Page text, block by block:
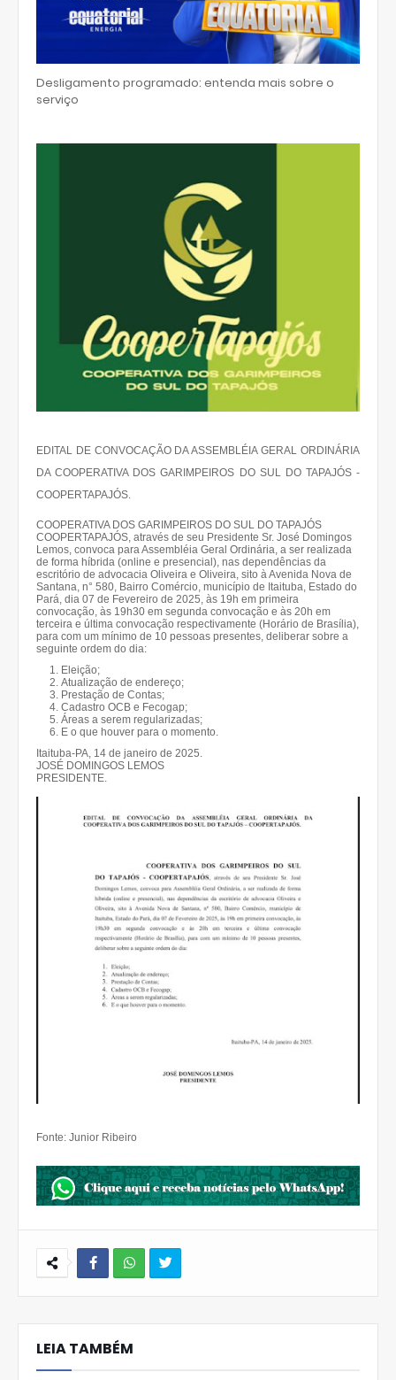
Desligamento programado: entenda mais sobre o
serviço
EDITAL DE CONVOCAÇÃO DA ASSEMBLÉIA GERAL ORDINÁRIA
DA COOPERATIVA DOS GARIMPEIROS DO SUL DO TAPAJÓS -
COOPERTAPAJÓS.
COOPERATIVA DOS GARIMPEIROS DO SUL DO TAPAJÓS
COOPERTAPAJÓS, através de seu Presidente Sr. José Domingos
Lemos, convoca para Assembléia Geral Ordinária, a ser realizada
de forma híbrida (online e presencial), nas dependências da
escritório de advocacia Oliveira e Oliveira, sito à Avenida Nova de
Santana, n° 580, Bairro Comércio, município de Itaituba, Estado do
Pará, dia 07 de Fevereiro de 2025, às 19h em primeira
convocação, às 19h30 em segunda convocação e às 20h em
terceira e última convocação respectivamente (Horário de Brasília),
para com um mínimo de 10 pessoas presentes, deliberar sobre a
seguinte ordem do dia:
Eleição;
Atualização de endereço;
Prestação de Contas;
Cadastro OCB e Fecogap;
Áreas a serem regularizadas;
E o que houver para o momento.
Itaituba-PA, 14 de janeiro de 2025.
JOSÉ DOMINGOS LEMOS
PRESIDENTE.
Fonte: Junior Ribeiro
hats
Ap
LEIA TAMBÉM